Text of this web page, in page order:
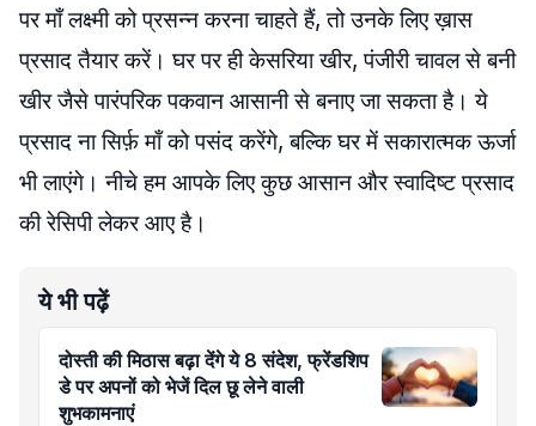
पर माँ लक्ष्मी को प्रसन्न करना चाहते हैं, तो उनके लिए ख़ास
प्रसाद तैयार करें। घर पर ही केसरिया खीर, पंजीरी चावल से बनी
खीर जैसे पारंपरिक पकवान आसानी से बनाए जा सकता है। ये
प्रसाद ना सिर्फ़ माँ को पसंद करेंगे, बल्कि घर में सकारात्मक ऊर्जा
भी लाएंगे। नीचे हम आपके लिए कुछ आसान और स्वादिष्ट प्रसाद
की रेसिपी लेकर आए है।
ये भी पढ़ें
दोस्ती की मिठास बढ़ा देंगे ये 8 संदेश, फ्रेंडशिप
डे पर अपनों को भेजें दिल छू लेने वाली
शुभकामनाएं